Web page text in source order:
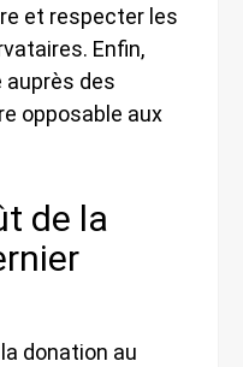
et respecter les
Enfin,
des
opposable aux
de la
donation au